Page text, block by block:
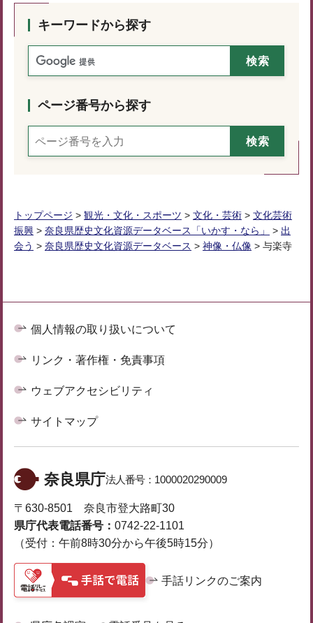
キーワードから探す
ページ番号から探す
トップページ > 観光・文化・スポーツ > 文化・芸術 > 文化芸術
振興 > 奈良県歴史文化資源データベース「いかす・なら」 > 出
会う > 奈良県歴史文化資源データベース > 神像・仏像 > 与楽寺
個人情報の取り扱いについて
リンク・著作権・免責事項
ウェブアクセシビリティ
サイトマップ
奈良県庁法人番号： 1000020290009
〒630-8501 奈良市登大路町30
県庁代表電話番号： 0742-22-1101
（受付：午前8時30分から午後5時15分）
手話リンクのご案内